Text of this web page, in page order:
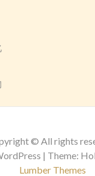
© All rights
| Theme:
Lumber Themes